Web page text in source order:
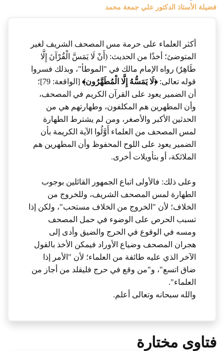
فضيلة الأستاذ الدكتور علي جمعة محمد
أكثر العلماء على حرمة مس المصحف الشريف لغير
المتوضئ؛ أخذًا من الحديث: (أَنْ لَا يَمَسَّ الْقُرْآنَ إِلَّا
طَاهِرٌ) رواه الإمام مالك في "الموطأ"، وبذلك فسروا
قوله تعالى:﴿لَا يَمَسُّهُ إِلَّا الْمُطَهَّرُون﴾
[الواقعة: 79]؛
أن الضمير يعود على القرآن الكريم في المصحف،
وأن المطهرين هم المكلفون، وطهارتهم هي من
الحدثين الأكبر والأصغر، ومن لم يشترط الطهارة
لمس المصحف من العلماء أَوَّلُوا الآية الكريمة بأن
الضمير يعود على اللوح المحفوظ وأن المطهرين هم
الملائكة، أو بتأويلات أخرى.
وعلى ذلك: فالأولى اتباع الجمهور القائلين بوجوب
الطهارة لمس المصحف الشريف، وللخروج من
الخلاف؛ لأن "الخروج من الخلاف مستحب"، ولكن إذا
تسبب الحرص على الوضوء في حمل المصحف
ومسه في الوقوع في الحرج والضيق وأدى إلى
هجران المصحف وضياع الأوراد فيمكن الأخذ بالقول
الآخر الذي عليه طائفة من العلماء؛ لأن "الأمر إذا
ضاق اتسع"، و"من وقع في حرج فليقلد من أجاز من
العلماء".
والله سبحانه وتعالى أعلم.
فتاوى مختارة